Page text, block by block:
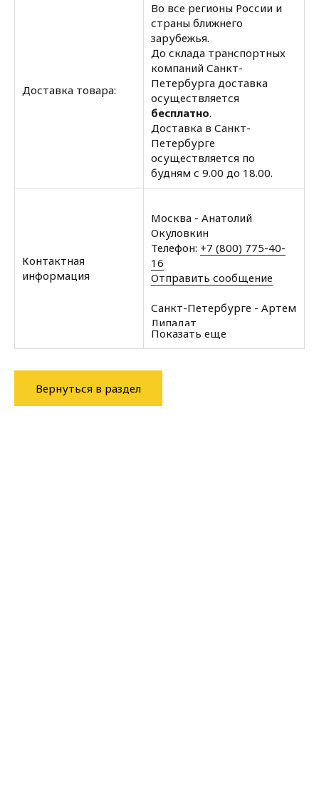
Доставка товара:
Во все регионы России и
страны ближнего
зарубежья.
До склада транспортных
компаний Санкт-
Петербурга доставка
осуществляется
бесплатно.
Доставка в Санкт-
Петербурге
осуществляется по
будням с 9.00 до 18.00.
Контактная
информация
Москва - Анатолий
Окуловкин
Телефон: +7 (800) 775-40-
16
Отправить сообщение
Санкт-Петербурге - Артем
Липадат
Телефон:+7 (812) 602-35-
00
Отправить сообщение
Показать еще
Вернуться в раздел